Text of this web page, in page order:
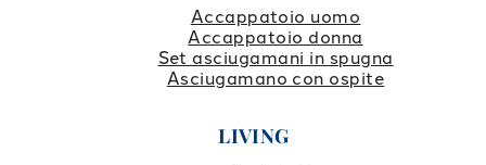
Accappatoio uomo
Accappatoio donna
Set asciugamani in spugna
Asciugamano con ospite
LIVING